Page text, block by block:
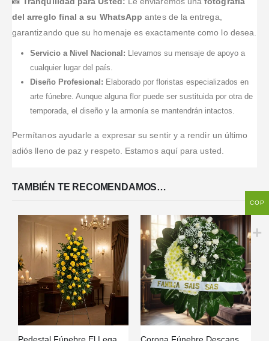
del arreglo final a su WhatsApp antes de la entrega,
garantizando que su homenaje es exactamente como lo desea.
Servicio a Nivel Nacional: Llevamos su mensaje de apoyo a
cualquier lugar del país.
Diseño Profesional: Elaborado por floristas especializados en
arte fúnebre. Aunque alguna flor puede ser sustituida por otra de
temporada, el diseño y la armonía se mantendrán intactos.
Permítanos ayudarle a expresar su sentir y a rendir un último
adiós lleno de paz y respeto. Estamos aquí para usted.
TAMBIÉN TE RECOMENDAMOS…
COP